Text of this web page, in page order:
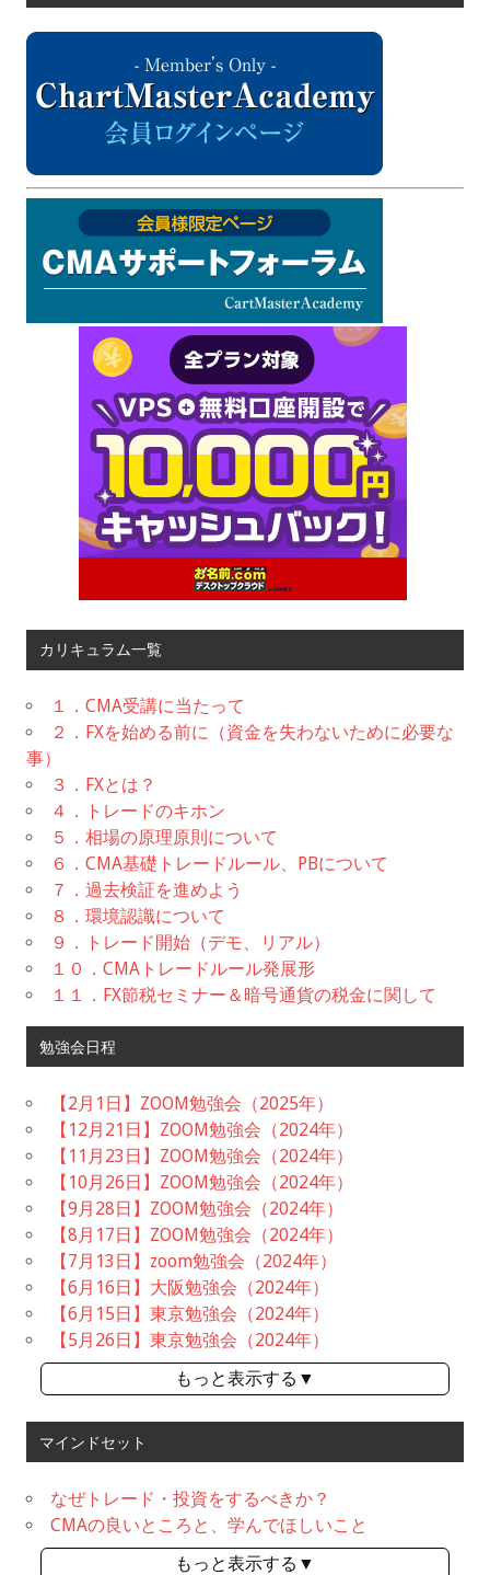
カリキュラム一覧
１．CMA受講に当たって
２．FXを始める前に（資金を失わないために必要な
事）
３．FXとは？
４．トレードのキホン
５．相場の原理原則について
６．CMA基礎トレードルール、PBについて
７．過去検証を進めよう
８．環境認識について
９．トレード開始（デモ、リアル）
１０．CMAトレードルール発展形
１１．FX節税セミナー＆暗号通貨の税金に関して
勉強会日程
【2月1日】ZOOM勉強会（2025年）
【12月21日】ZOOM勉強会（2024年）
【11月23日】ZOOM勉強会（2024年）
【10月26日】ZOOM勉強会（2024年）
【9月28日】ZOOM勉強会（2024年）
【8月17日】ZOOM勉強会（2024年）
【7月13日】zoom勉強会（2024年）
【6月16日】大阪勉強会（2024年）
【6月15日】東京勉強会（2024年）
【5月26日】東京勉強会（2024年）
もっと表示する▼
マインドセット
なぜトレード・投資をするべきか？
CMAの良いところと、学んでほしいこと
もっと表示する▼